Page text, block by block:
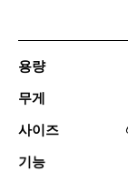
용량
무게
사이즈
기능